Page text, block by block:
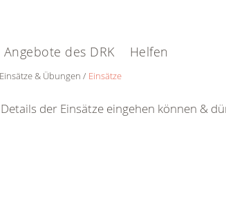
Angebote des DRK Helfen
Einsätze & Übungen Einsätze
der Einsätze eingehen können &